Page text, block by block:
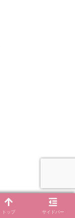
トップ サイドバー